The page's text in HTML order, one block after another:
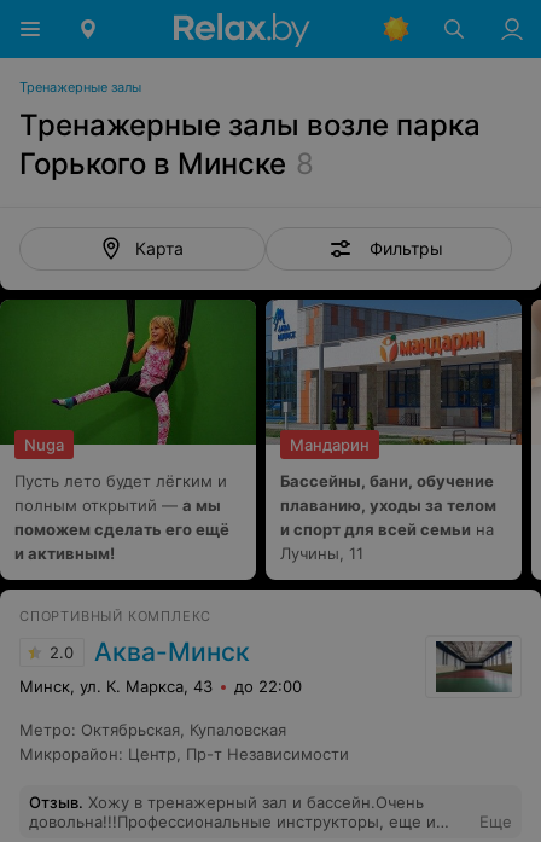
Тренажерные залы
Тренажерные залы возле парка
Горького в Минске 8
Карта Фильтры
Nuga
Пусть лето будет лёгким и
полным открытий — а мы
поможем сделать его ещё
и активным!
Мандарин
Бассейны, бани, обучение
плаванию, уходы за телом
и спорт для всей семьи на
Лучины, 11
СПОРТИВНЫЙ КОМПЛЕКС
2.0 Аква-Минск
Минск, ул. К. Маркса, 43 до 22:00
Метро: Октябрьская Купаловская
Микрорайон: Центр Пр-т Независимости
Отзыв. Хожу в тренажерный зал и бассейн.Очень
довольна!!!Профессиональные инструкторы, еще и
Еще